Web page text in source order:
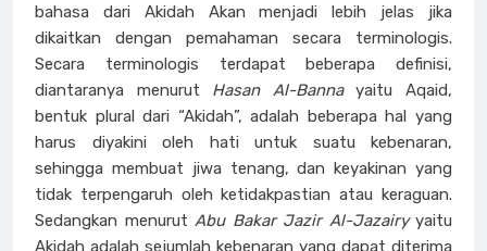
bahasa dari Akidah Akan menjadi lebih jelas jika
dikaitkan dengan pemahaman secara terminologis.
Secara terminologis terdapat beberapa definisi,
diantaranya menurut Hasan Al-Bannayaitu Aqaid,
bentuk plural dari “Akidah”, adalah beberapa hal yang
harus diyakini oleh hati untuk suatu kebenaran,
sehingga membuat jiwa tenang, dan keyakinan yang
tidak terpengaruh oleh ketidakpastian atau keraguan.
Sedangkan menurut Abu Bakar Jazir Al-Jazairyyaitu
Akidah adalah sejumlah kebenaran yang dapat diterima